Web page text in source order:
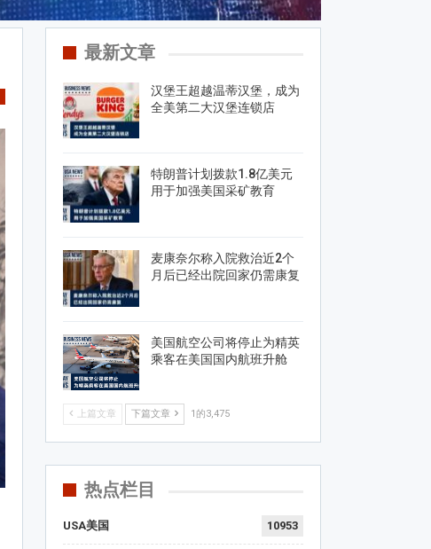
最新文章
汉堡王超越温蒂汉堡，成为
全美第二大汉堡连锁店
特朗普计划拨款1.8亿美元
用于加强美国采矿教育
麦康奈尔称入院救治近2个
月后已经出院回家仍需康复
美国航空公司将停止为精英
乘客在美国国内航班升舱
上篇文章 下篇文章 1的3,475
热点栏目
USA美国 10953